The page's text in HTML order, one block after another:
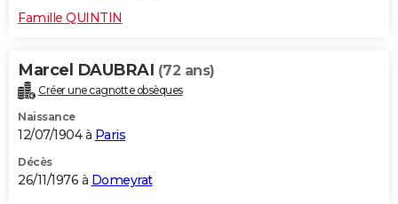
Famille QUINTIN
Marcel DAUBRAI (72 ans)
Créer une cagnotte obsèques
Naissance
12/07/1904 à Paris
Décès
26/11/1976 à Domeyrat